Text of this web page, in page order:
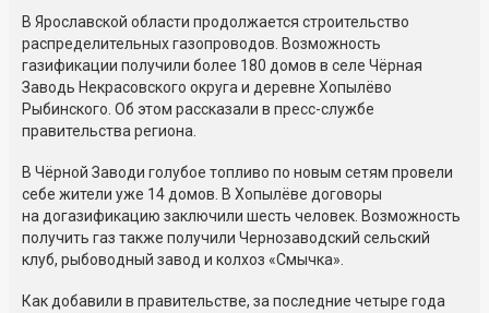
В Ярославской области продолжается строительство
распределительных газопроводов. Возможность
газификации получили более 180 домов в селе Чёрная
Заводь Некрасовского округа и деревне Хопылёво
Рыбинского. Об этом рассказали в пресс-службе
правительства региона.
В Чёрной Заводи голубое топливо по новым сетям провели
себе жители уже 14 домов. В Хопылёве договоры
на догазификацию заключили шесть человек. Возможность
получить газ также получили Чернозаводский сельский
клуб, рыбоводный завод и колхоз «Смычка».
Как добавили в правительстве, за последние четыре года